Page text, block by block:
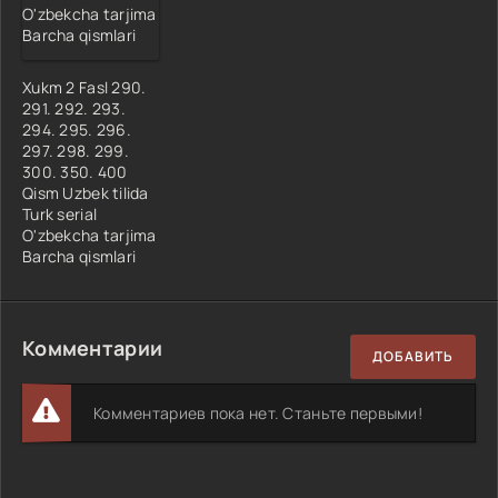
Xukm 2 Fasl 290.
291. 292. 293.
294. 295. 296.
297. 298. 299.
300. 350. 400
Qism Uzbek tilida
Turk serial
O'zbekcha tarjima
Barcha qismlari
Комментарии ДОБАВИТЬ
Комментариев пока нет. Станьте первыми!